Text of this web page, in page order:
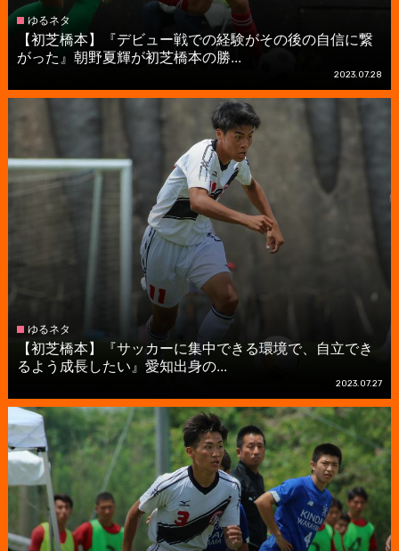
ゆるネタ
【初芝橋本】『デビュー戦での経験がその後の自信に繋
がった』朝野夏輝が初芝橋本の勝...
2023.07.28
ゆるネタ
【初芝橋本】『サッカーに集中できる環境で、自立でき
るよう成長したい』愛知出身の...
2023.07.27